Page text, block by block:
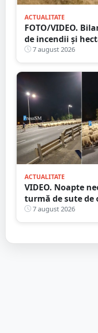
ACTUALITATE
FOTO/VIDEO.
de incendii și
județul Satu Mare
7 august 2026
ACTUALITATE
VIDEO. Noapte
turmă de sute de
Gest de apreciat
7 august 2026